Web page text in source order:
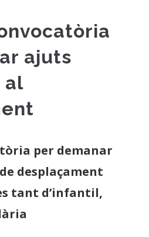
ajuts
al
per demanar
desplaçament
tant d’infantil,